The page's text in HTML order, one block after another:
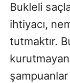
Bukleli
ihtiyacı,
tutmaktır.